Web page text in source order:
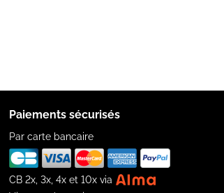
Paiements sécurisés
Par carte bancaire
CB 2x, 3x, 4x et 10x via